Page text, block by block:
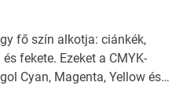
izgalmas
hogy jobban megértsd,
választanod a
világába A […]
fő szín alkotja: ciánkék,
fekete. Ezeket a CMYK-
Cyan, Magenta, Yellow és